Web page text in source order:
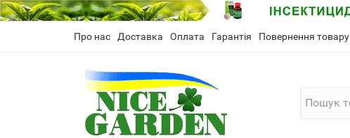
Про нас Доставка Оплата Гарантія Повернення товару